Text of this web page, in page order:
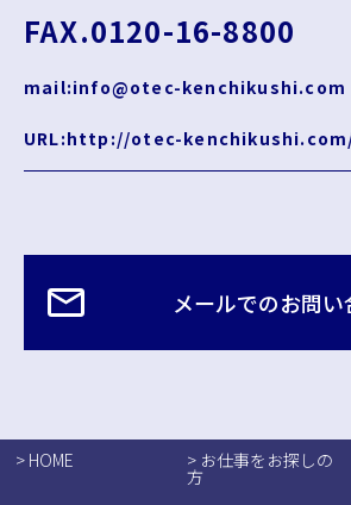
FAX.0120-16-8800
mail:info@otec-kenchikushi.com
URL:http://otec-
メールでのお問い
> HOME > お仕事をお探しの
方